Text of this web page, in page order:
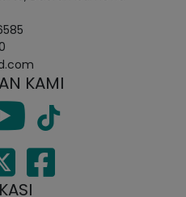
KAMI